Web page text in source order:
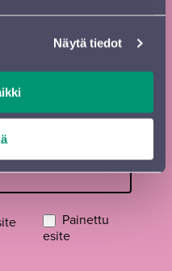
Näytä tiedot
Painettu
esite